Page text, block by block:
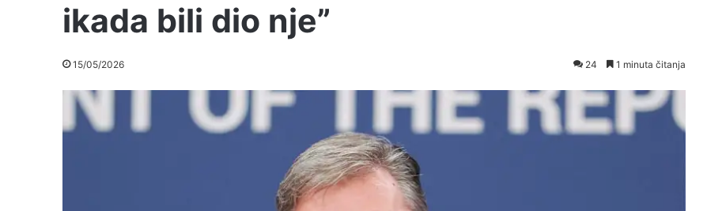
ikada bili dio nje”
15/05/2026 24 1 minuta čitanja